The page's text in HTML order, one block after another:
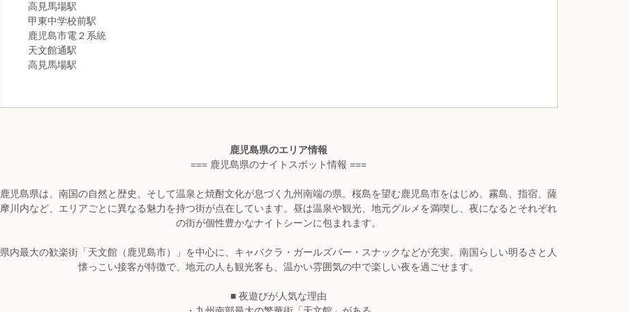
高見馬場駅
甲東中学校前駅
鹿児島市電２系統
天文館通駅
高見馬場駅
鹿児島県のエリア情報
=== 鹿児島県のナイトスポット情報 ===
鹿児島県は、南国の自然と歴史、そして温泉と焼酎文化が息づく九州南端の県。桜島を望む鹿児島市をはじめ、霧島、指宿、薩
摩川内など、エリアごとに異なる魅力を持つ街が点在しています。昼は温泉や観光、地元グルメを満喫し、夜になるとそれぞれ
の街が個性豊かなナイトシーンに包まれます。
県内最大の歓楽街「天文館（鹿児島市）」を中心に、キャバクラ・ガールズバー・スナックなどが充実。南国らしい明るさと人
懐っこい接客が特徴で、地元の人も観光客も、温かい雰囲気の中で楽しい夜を過ごせます。
■ 夜遊びが人気な理由